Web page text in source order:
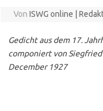
Von ISWG online |
Gedicht aus dem 17.
componiert von Siegfried
December 1927